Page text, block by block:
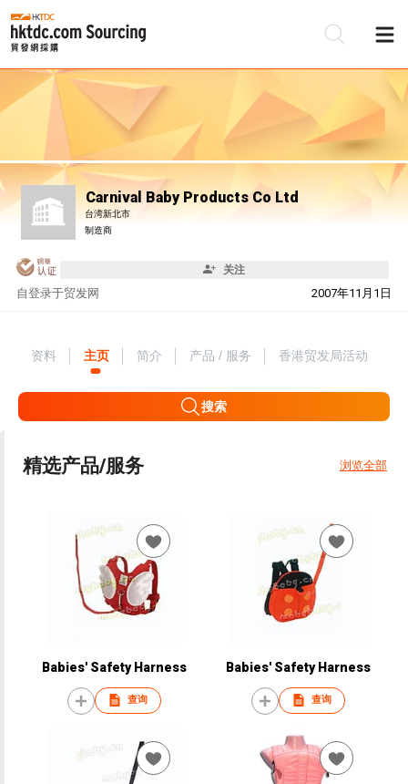
Carnival Baby Products Co Ltd
台湾新北市
制造商
关注
自 2007年11月1日
登录于贸发网
资料 主页 简介 产品 / 服务 香港贸发局活动
搜索
精选产品/服务 浏览全部
Babies' Safety Harness
查询
Babies' Safety Harness
查询